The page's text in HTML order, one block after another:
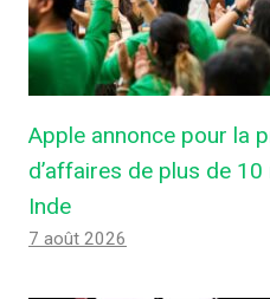
Apple annonce pour la
d’affaires de plus de
Inde
7 août 2026